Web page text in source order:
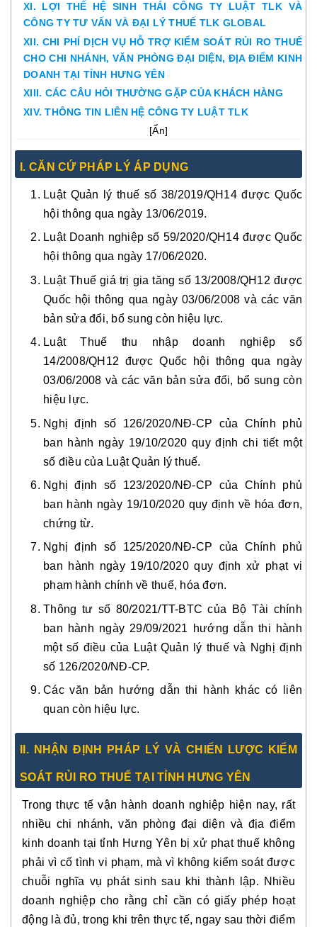
XI. LỢI THẾ HỆ SINH THÁI CÔNG TY LUẬT TLK VÀ
CÔNG TY TƯ VẤN VÀ ĐẠI LÝ THUẾ TLK GLOBAL
XII. CHI PHÍ DỊCH VỤ HỖ TRỢ KIỂM SOÁT RỦI RO THUẾ
CHO CHI NHÁNH, VĂN PHÒNG ĐẠI DIỆN, ĐỊA ĐIỂM KINH
DOANH TẠI TỈNH HƯNG YÊN
XIII. CÁC CÂU HỎI THƯỜNG GẶP CỦA KHÁCH HÀNG
XIV. THÔNG TIN LIÊN HỆ CÔNG TY LUẬT TLK
[Ẩn]
I. CĂN CỨ PHÁP LÝ ÁP DỤNG
Luật Quản lý thuế số 38/2019/QH14 được Quốc
hội thông qua ngày 13/06/2019.
Luật Doanh nghiệp số 59/2020/QH14 được Quốc
hội thông qua ngày 17/06/2020.
Luật Thuế giá trị gia tăng số 13/2008/QH12 được
Quốc hội thông qua ngày 03/06/2008 và các văn
bản sửa đổi, bổ sung còn hiệu lực.
Luật Thuế thu nhập doanh nghiệp số
14/2008/QH12 được Quốc hội thông qua ngày
03/06/2008 và các văn bản sửa đổi, bổ sung còn
hiệu lực.
Nghị định số 126/2020/NĐ-CP của Chính phủ
ban hành ngày 19/10/2020 quy định chi tiết một
số điều của Luật Quản lý thuế.
Nghị định số 123/2020/NĐ-CP của Chính phủ
ban hành ngày 19/10/2020 quy định về hóa đơn,
chứng từ.
Nghị định số 125/2020/NĐ-CP của Chính phủ
ban hành ngày 19/10/2020 quy định xử phạt vi
phạm hành chính về thuế, hóa đơn.
Thông tư số 80/2021/TT-BTC của Bộ Tài chính
ban hành ngày 29/09/2021 hướng dẫn thi hành
một số điều của Luật Quản lý thuế và Nghị định
số 126/2020/NĐ-CP.
Các văn bản hướng dẫn thi hành khác có liên
quan còn hiệu lực.
II. NHẬN ĐỊNH PHÁP LÝ VÀ CHIẾN LƯỢC KIỂM
SOÁT RỦI RO THUẾ TẠI TỈNH HƯNG YÊN
Trong thực tế vận hành doanh nghiệp hiện nay, rất
nhiều chi nhánh, văn phòng đại diện và địa điểm
kinh doanh tại tỉnh Hưng Yên bị xử phạt thuế không
phải vì cố tình vi phạm, mà vì không kiểm soát được
chuỗi nghĩa vụ phát sinh sau khi thành lập. Nhiều
doanh nghiệp cho rằng chỉ cần có giấy phép hoạt
động là đủ, trong khi trên thực tế, ngay sau thời điểm